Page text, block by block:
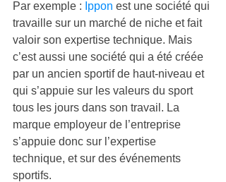
Par exemple : Ippon est une société qui
travaille sur un marché de niche et fait
valoir son expertise technique. Mais
c’est aussi une société qui a été créée
par un ancien sportif de haut-niveau et
qui s’appuie sur les valeurs du sport
tous les jours dans son travail. La
marque employeur de l’entreprise
s’appuie donc sur l’expertise
technique, et sur des événements
sportifs.